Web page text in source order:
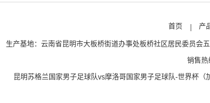
首页 产
生产基地：云南省昆明市大板桥街道办事处板桥社区居民委员
销售
昆明苏格兰国家男子足球队vs摩洛哥国家男子足球队-世界杯